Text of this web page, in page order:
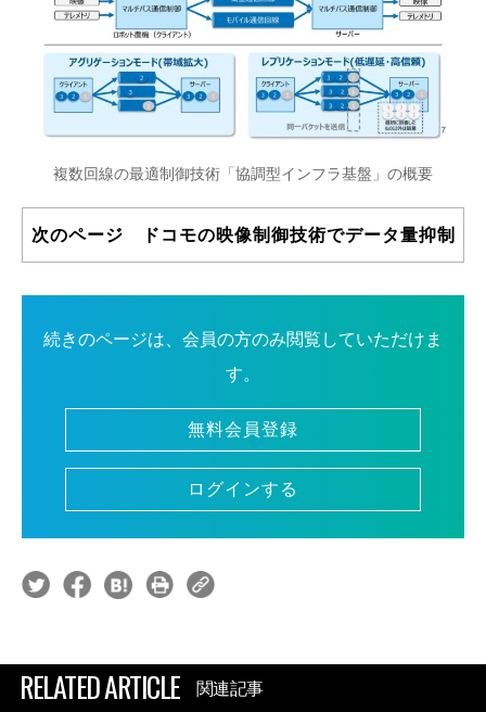
複数回線の最適制御技術「協調型インフラ基盤」の概要
次のページ ドコモの映像制御技術でデータ量抑制
続きのページは、会員の方のみ閲覧していただけま
す。
無料会員登録
ログインする
RELATED ARTICLE 関連記事